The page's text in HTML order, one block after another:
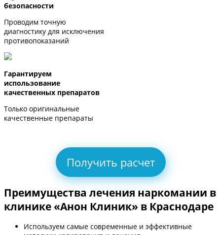
безопасности
Проводим точную
диагностику для исключения
противопоказаний
Гарантируем
использование
качественных препаратов
Только оригинальные
качественные препараты
Получить расчет
Преимущества лечения наркомании в
клинике «Анон Клиник» в Краснодаре
Используем самые современные и эффективные